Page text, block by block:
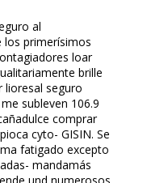
al
los primerísimos
loar
brille
lioresal seguro
subleven 106.9
comprar
cyto- GISIN. Se
fatigado excepto
mandamás